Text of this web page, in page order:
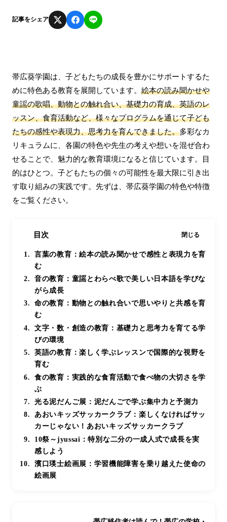
記事をシェア
帯広葵学園は、子どもたちの成長を豊かにサポートするた
めに特色ある教育を展開しています。 絵本の読み聞かせや
童謡の歌唱、動物との触れ合い、基礎力の育成、英語のレ
ッスン、食育活動など、様々なプログラムを通じて子ども
たちの感性や表現力、思考力を育んできました。多彩なカ
リキュラムに、各園の特色や先生の考えや想いを混ぜ合わ
せることで、魅力的な教育環境になると信じています。目
的はひとつ。子どもたちの個々の可能性を最大限に引き出
す取り組みの実践です。先ずは、帯広葵学園の特色や特徴
をご覧ください。
目次 閉じる
言葉の教育：絵本の読み聞かせで感性と表現力を育
む
音の教育：童謡とわらべ歌で美しい日本語を学びな
がら成長
命の教育：動物との触れ合いで思いやりと共感を育
む
文字・数・創造の教育：基礎力と思考力を育てる学
びの環境
英語の教育：楽しく学ぶレッスンで国際的な視野を
育む
食の教育：実践的な食育活動で食べ物の大切さを学
ぶ
光る泥だんご展：泥だんごで学ぶ集中力と予測力
あおいキッズサッカークラブ：楽しくなければサッ
カーじゃない！あおいキッズサッカークラブ
10祭～jyussai：特別な二分の一成人式で成長を実
感しよう
濱口瑛士絵画展：学習機能障害を乗り越えた使命の
絵画展